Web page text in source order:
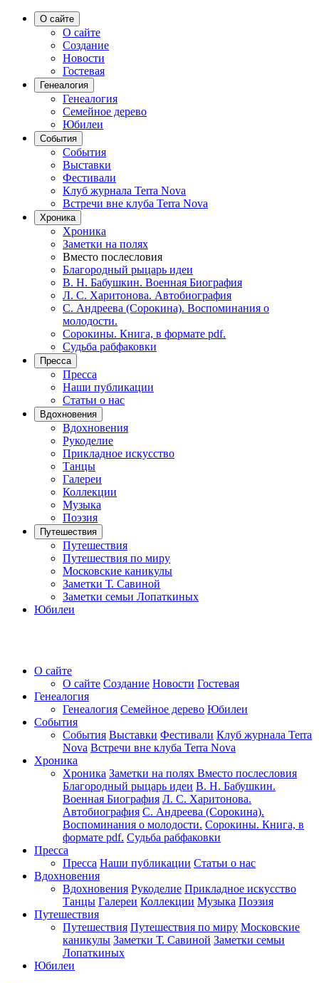
О сайте
О сайте
Создание
Новости
Гостевая
Генеалогия
Генеалогия
Семейное дерево
Юбилеи
События
События
Выставки
Фестивали
Клуб журнала Terra Nova
Встречи вне клуба Terra Nova
Хроника
Хроника
Заметки на полях
Вместо послесловия
Благородный рыцарь идеи
В. Н. Бабушкин. Военная Биография
Л. С. Харитонова. Автобиография
С. Андреева (Сорокина). Воспоминания о
молодости.
Сорокины. Книга, в формате pdf.
Судьба рабфаковки
Пресса
Пресса
Наши публикации
Статьи о нас
Вдохновения
Вдохновения
Рукоделие
Прикладное искусство
Танцы
Галереи
Коллекции
Музыка
Поэзия
Путешествия
Путешествия
Путешествия по миру
Московские каникулы
Заметки Т. Савиной
Заметки семьи Лопаткиных
Юбилеи
О сайте
О сайте Создание Новости Гостевая
Генеалогия
Генеалогия Семейное дерево Юбилеи
События
События Выставки Фестивали Клуб журнала Terra
Nova Встречи вне клуба Terra Nova
Хроника
Хроника Заметки на полях Вместо послесловия
Благородный рыцарь идеи В. Н. Бабушкин.
Военная Биография Л. С. Харитонова.
Автобиография С. Андреева (Сорокина).
Воспоминания о молодости. Сорокины. Книга, в
формате pdf. Судьба рабфаковки
Пресса
Пресса Наши публикации Статьи о нас
Вдохновения
Вдохновения Рукоделие Прикладное искусство
Танцы Галереи Коллекции Музыка Поэзия
Путешествия
Путешествия Путешествия по миру Московские
каникулы Заметки Т. Савиной Заметки семьи
Лопаткиных
Юбилеи